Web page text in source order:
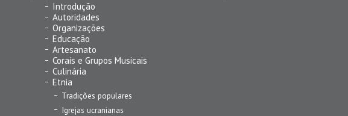
Introdução
Autoridades
Organizações
Educação
Artesanato
Corais e Grupos Musicais
Culinária
Etnia
Tradições populares
Igrejas ucranianas